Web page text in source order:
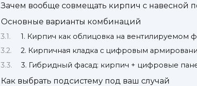
Зачем вообще совмещать кирпич с навесной
Основные варианты комбинаций
1. Кирпич как облицовка на вентилируемом
2. Кирпичная кладка с цифровым
3. Гибридный фасад: кирпич + цифровые
Как выбрать подсистему под ваш случай